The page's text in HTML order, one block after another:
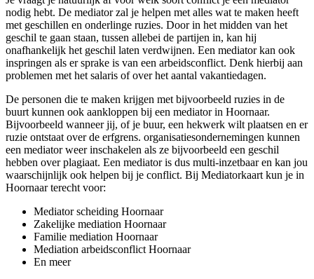
nodig hebt. De mediator zal je helpen met alles wat te maken heeft
met geschillen en onderlinge ruzies. Door in het midden van het
geschil te gaan staan, tussen allebei de partijen in, kan hij
onafhankelijk het geschil laten verdwijnen. Een mediator kan ook
inspringen als er sprake is van een arbeidsconflict. Denk hierbij aan
problemen met het salaris of over het aantal vakantiedagen.
De personen die te maken krijgen met bijvoorbeeld ruzies in de
buurt kunnen ook aankloppen bij een mediator in Hoornaar.
Bijvoorbeeld wanneer jij, of je buur, een hekwerk wilt plaatsen en er
ruzie ontstaat over de erfgrens. organisatiesondernemingen kunnen
een mediator weer inschakelen als ze bijvoorbeeld een geschil
hebben over plagiaat. Een mediator is dus multi-inzetbaar en kan jou
waarschijnlijk ook helpen bij je conflict. Bij Mediatorkaart kun je in
Hoornaar terecht voor:
Mediator scheiding Hoornaar
Zakelijke mediation Hoornaar
Familie mediation Hoornaar
Mediation arbeidsconflict Hoornaar
En meer